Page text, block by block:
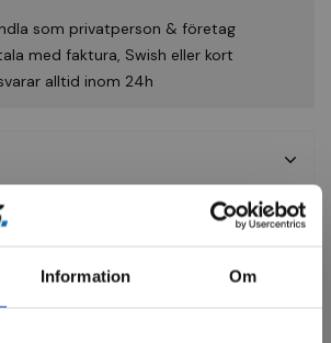
Information Om
som privatperson & företag
med faktura, Swish eller kort
alltid inom 24h